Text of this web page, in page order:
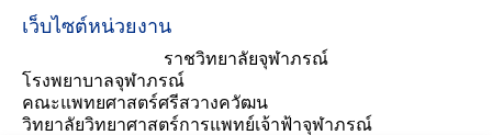
เว็บไซต์หน่วยงาน
ราชวิทยาลัยจุฬาภรณ์
โรงพยาบาลจุฬาภรณ์
คณะแพทยศาสตร์ศรีสวางควัฒน
วิทยาลัยวิทยาศาสตร์การแพทย์เจ้าฟ้าจุฬาภรณ์